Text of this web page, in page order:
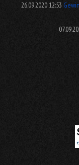
26.09.2020 12:53